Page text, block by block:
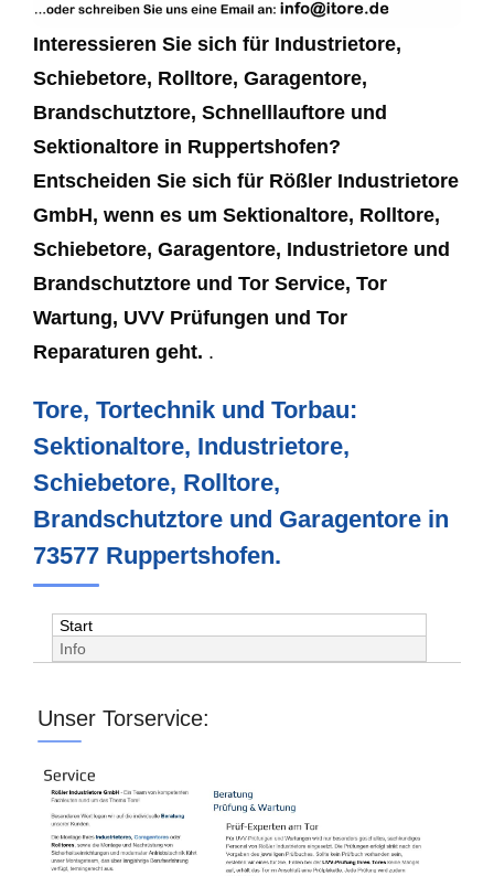
Interessieren Sie sich für Industrietore,
Schiebetore, Rolltore, Garagentore,
Brandschutztore, Schnelllauftore und
Sektionaltore in Ruppertshofen?
Entscheiden Sie sich für Rößler Industrietore
GmbH, wenn es um Sektionaltore, Rolltore,
Schiebetore, Garagentore, Industrietore und
Brandschutztore und Tor Service, Tor
Wartung, UVV Prüfungen und Tor
Reparaturen geht. .
Tore, Tortechnik und Torbau:
Sektionaltore, Industrietore,
Schiebetore, Rolltore,
Brandschutztore und Garagentore in
73577 Ruppertshofen.
Start
Info
Unser Torservice: